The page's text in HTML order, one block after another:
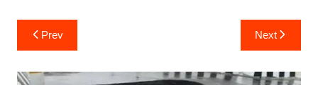
Post
navigation
Prev Next